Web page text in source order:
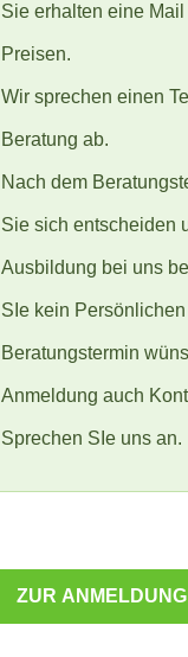
Sie erhalten eine Mail
Preisen.
Wir sprechen einen
Beratung ab.
Nach dem
Sie sich entscheiden
Ausbildung bei uns
SIe kein Persönlichen
Beratungstermin
Anmeldung auch
Sprechen SIe uns an.
ZUR ANMELDUNG